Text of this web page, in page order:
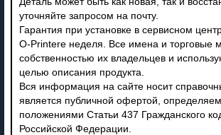
уточняйте запросом на почту.
Гарантия при установке в сервисном
O-Printere неделя. Все имена и торговые
собственностью их владельцев и
целью описания продукта.
Вся информация на сайте носит
является публичной офертой,
положениями Статьи 437 Гражданского
Российской Федерации.